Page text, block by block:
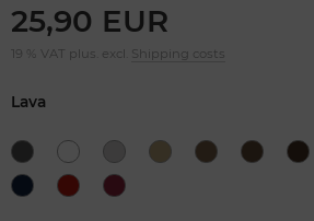
25,90 EUR
19 % VAT plus. excl. Shipping costs
Lava